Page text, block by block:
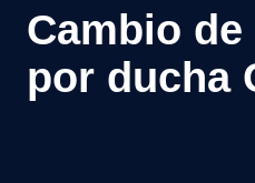
Cambio de
por ducha